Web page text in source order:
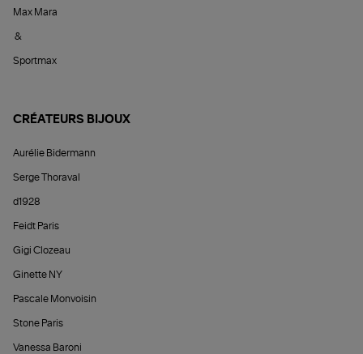
Max Mara
&
Sportmax
CRÉATEURS BIJOUX
Aurélie Bidermann
Serge Thoraval
d1928
Feidt Paris
Gigi Clozeau
Ginette NY
Pascale Monvoisin
Stone Paris
Vanessa Baroni